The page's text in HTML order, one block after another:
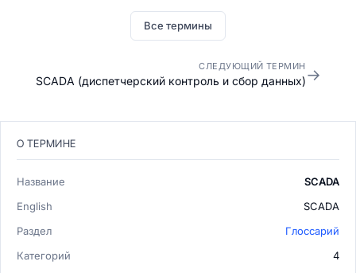
Все термины
СЛЕДУЮЩИЙ ТЕРМИН
SCADA (диспетчерский контроль и сбор данных)→
О ТЕРМИНЕ
Название
SCADA
English
SCADA
Раздел
Глоссарий
Категорий
4